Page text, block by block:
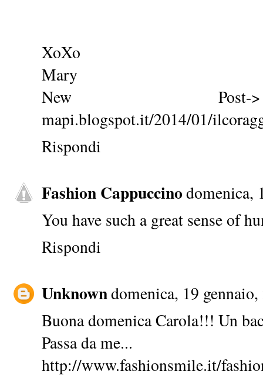
XoXo
Mary
New Post->
mapi.blogspot.it/2014/01/
Rispondi
Fashion Cappuccinodomenica,
You have such a great sense of
Rispondi
Unknowndomenica, 19
Buona domenica Carola!!! Un
Passa da me...
http://www.fashionsmile.it/